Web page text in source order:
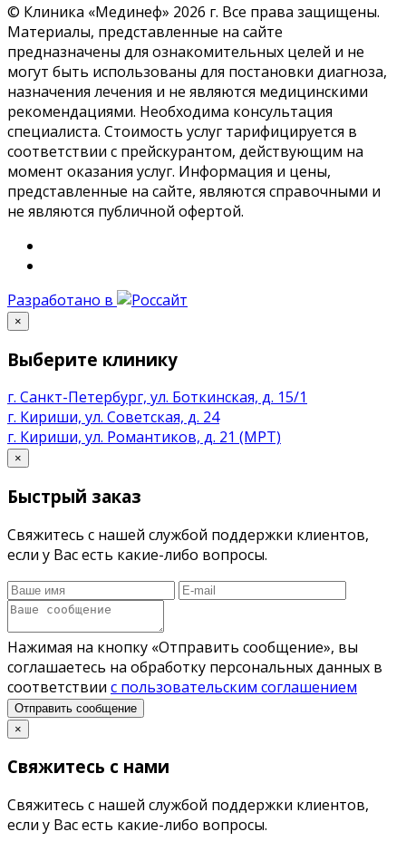
© Клиника «Мединеф» 2026 г. Все права защищены.
Материалы, представленные на сайте
предназначены для ознакомительных целей и не
могут быть использованы для постановки диагноза,
назначения лечения и не являются медицинскими
рекомендациями. Необходима консультация
специалиста. Стоимость услуг тарифицируется в
соответствии с прейскурантом, действующим на
момент оказания услуг. Информация и цены,
представленные на сайте, являются справочными и
не являются публичной офертой.
Разработано в
×
Выберите клинику
г. Санкт-Петербург, ул. Боткинская, д. 15/1
г. Кириши, ул. Советская, д. 24
г. Кириши, ул. Романтиков, д. 21 (МРТ)
×
Быстрый заказ
Свяжитесь с нашей службой поддержки клиентов,
если у Вас есть какие-либо вопросы.
Нажимая на кнопку «Отправить сообщение», вы
соглашаетесь на обработку персональных данных в
соответствии с пользовательским соглашением
Отправить сообщение
×
Свяжитесь с нами
Свяжитесь с нашей службой поддержки клиентов,
если у Вас есть какие-либо вопросы.